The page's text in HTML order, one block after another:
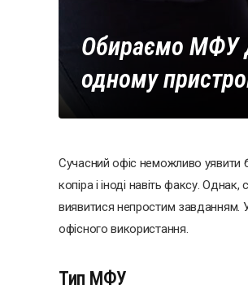
Обираємо МФУ
одному
Сучасний офіс неможливо уявити
копіра і іноді навіть факсу.
виявитися непростим завданням.
офісного використання.
Тип МФУ